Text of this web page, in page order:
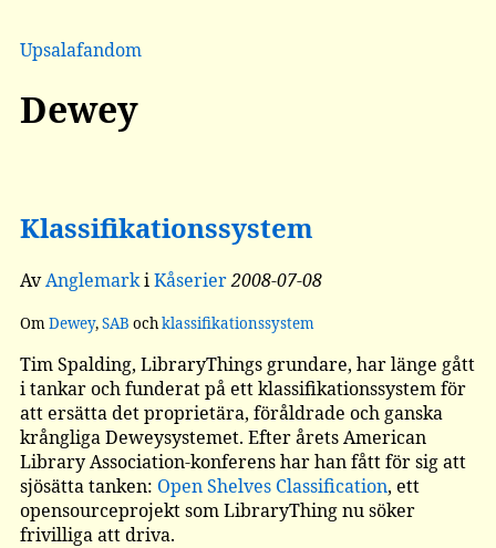
Upsalafandom
Dewey
Klassifikationssystem
AvAnglemarkiKåserier2008-07-08
OmDewey,SAB ochklassifikationssystem
Tim Spalding, LibraryThings grundare, har länge gått
i tankar och funderat på ett klassifikationssystem för
att ersätta det proprietära, föråldrade och ganska
krångliga Deweysystemet. Efter årets American
Library Association-konferens har han fått för sig att
sjösätta tanken: Open Shelves Classification, ett
opensourceprojekt som LibraryThing nu söker
frivilliga att driva.